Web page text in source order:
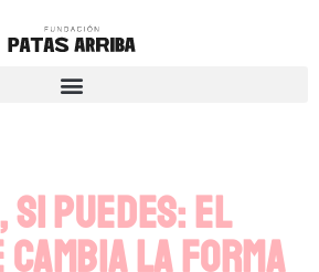
si puedes: el
la forma